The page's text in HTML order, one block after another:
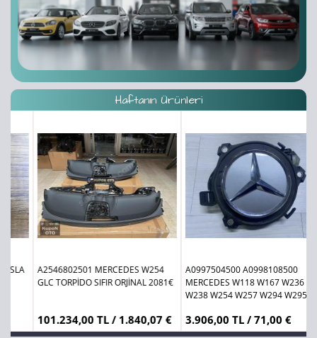
Haftanın Ürünleri
1473445-00-B 147344500B TESLA
Y MODEL ÖN TAMPON DARBE
1.625,00 TL / 29,55 €
A2546802501 MERCEDES W254
GLC TORPİDO SIFIR ORJİNAL 2081€
101.234,00 TL / 1.840,07 €